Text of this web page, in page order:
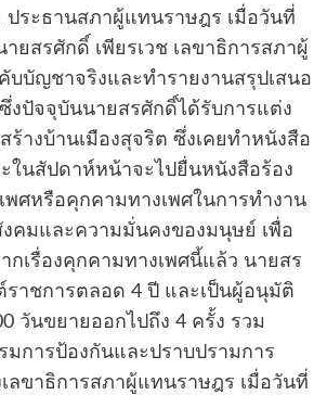
ระธานสภาผู้แทนราษฎร เมื่อวันที่
ยสรศักดิ์ เพียรเวช เลขาธิการสภาผู้
บัญชาจริงและทำรายงานสรุปเสนอ
ปัจจุบันนายสรศักดิ์ได้รับการแต่ง
างบ้านเมืองสุจริต ซึ่งเคยทำหนังสือ
ในสัปดาห์หน้าจะไปยื่นหนังสือร้อง
ศหรือคุกคามทางเพศในการทำงาน
คมและความมั่นคงของมนุษย์ เพื่อ
เรื่องคุกคามทางเพศนี้แล้ว นายสร
ราชการตลอด 4 ปี และเป็นผู้อนุมัติ
วันขยายออกไปถึง 4 ครั้ง รวม
การป้องกันและปราบปรามการ
ลขาธิการสภาผู้แทนราษฎร เมื่อวันที่